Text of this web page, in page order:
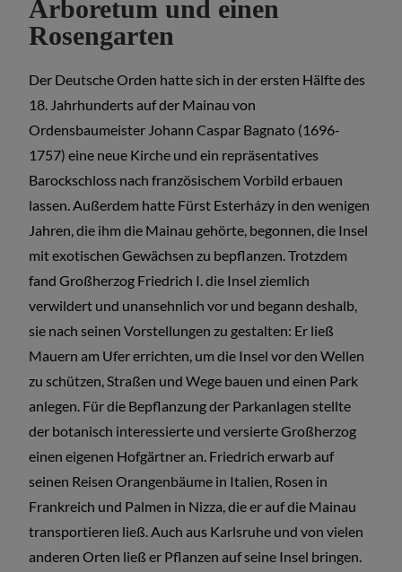
Arboretum und einen
Rosengarten
Der Deutsche Orden hatte sich in der ersten Hälfte des
18. Jahrhunderts auf der Mainau von
Ordensbaumeister Johann Caspar Bagnato (1696-
1757) eine neue Kirche und ein repräsentatives
Barockschloss nach französischem Vorbild erbauen
lassen. Außerdem hatte Fürst Esterházy in den wenigen
Jahren, die ihm die Mainau gehörte, begonnen, die Insel
mit exotischen Gewächsen zu bepflanzen. Trotzdem
fand Großherzog Friedrich I. die Insel ziemlich
verwildert und unansehnlich vor und begann deshalb,
sie nach seinen Vorstellungen zu gestalten: Er ließ
Mauern am Ufer errichten, um die Insel vor den Wellen
zu schützen, Straßen und Wege bauen und einen Park
anlegen. Für die Bepflanzung der Parkanlagen stellte
der botanisch interessierte und versierte Großherzog
einen eigenen Hofgärtner an. Friedrich erwarb auf
seinen Reisen Orangenbäume in Italien, Rosen in
Frankreich und Palmen in Nizza, die er auf die Mainau
transportieren ließ. Auch aus Karlsruhe und von vielen
anderen Orten ließ er Pflanzen auf seine Insel bringen.